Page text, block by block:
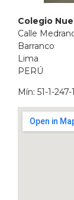
Colegio
Calle
Barranco
Lima
PERÚ
Mín: 51-1-247-